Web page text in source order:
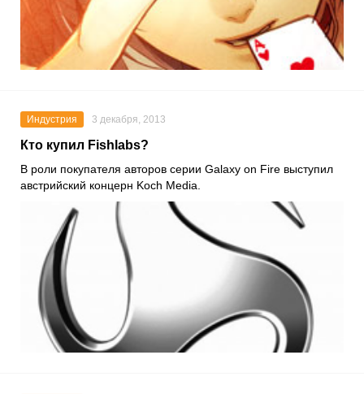
Индустрия 3 декабря, 2013
Кто купил Fishlabs?
В роли покупателя авторов серии Galaxy on Fire выступил
австрийский концерн Koch Media.